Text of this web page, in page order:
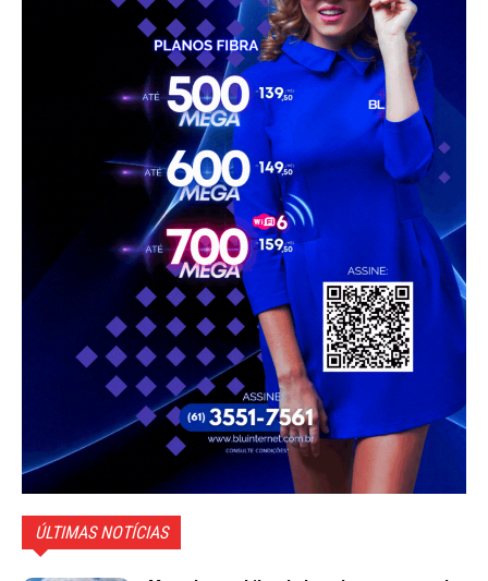
ÚLTIMAS NOTÍCIAS